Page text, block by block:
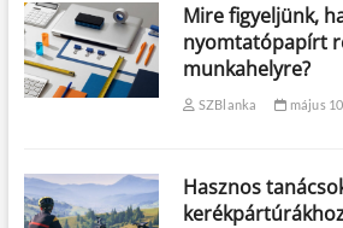
Mire figyeljünk,
nyomtatópapírt
munkahelyre?
SZBlanka május
Hasznos